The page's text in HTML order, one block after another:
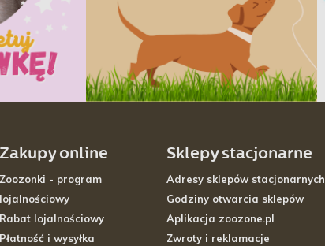
Zakupy online
Zoozonki - program
lojalnościowy
Rabat lojalnościowy
Płatność i wysyłka
Sklepy stacjonarne
Adresy sklepów stacjonarnych
Godziny otwarcia sklepów
Aplikacja zoozone.pl
Zwroty i reklamacje